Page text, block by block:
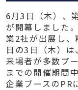
6月3日（木）、
が開幕しました
業2社が出展し、
日の3日（木）
来場者が多数ブ
までの開催期間
企業ブースのPR